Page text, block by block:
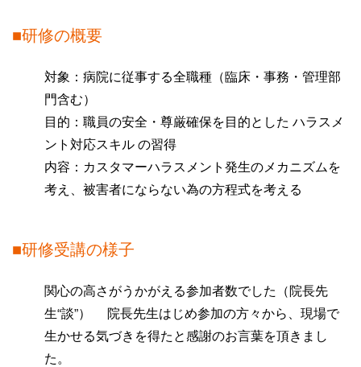
■研修の概要
対象：病院に従事する全職種（臨床・事務・管理部
門含む）
目的：職員の安全・尊厳確保を目的とした ハラスメ
ント対応スキル の習得
内容：カスタマーハラスメント発生のメカニズムを
考え、被害者にならない為の方程式を考える
■研修受講の様子
関心の高さがうかがえる参加者数でした（院長先
生“談”） 院長先生はじめ参加の方々から、現場で
生かせる気づきを得たと感謝のお言葉を頂きまし
た。